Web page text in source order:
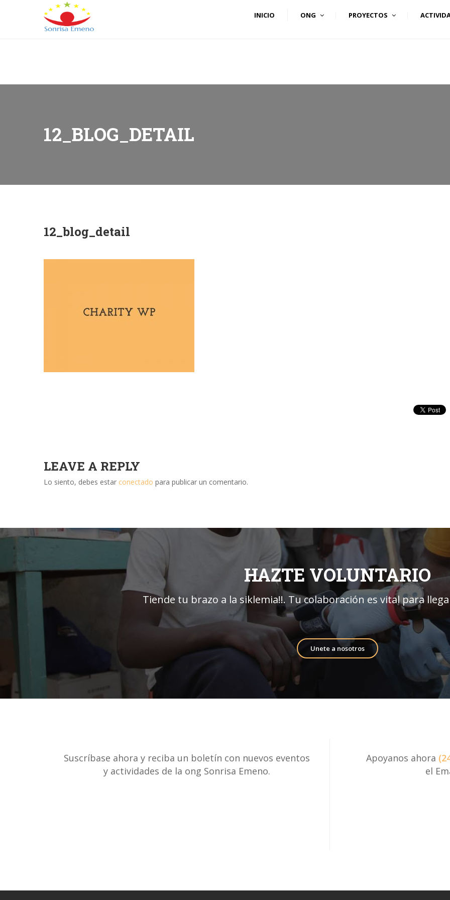
Barrio de Banapa, Malabo, Guinea Ecuatorial (+240) 555 818930 +
(+240) 555 253727
L-V: 9:00-15:00 Sab, Dom: Cerrado
INICIO ONG PROYECTOS
12_BLOG_DETAIL
12_blog_detail
LEAVE A REPLY
Lo siento, debes estar conectado para publicar un comentario.
HAZTE VOLUNTARIO
Tiende tu brazo a la siklemia!!. Tu colaboración es vital para
Unete a nosotros
Suscríbase ahora y reciba un boletín con nuevos eventos
y actividades de la ong Sonrisa Emeno.
Apoyanos ahora
el